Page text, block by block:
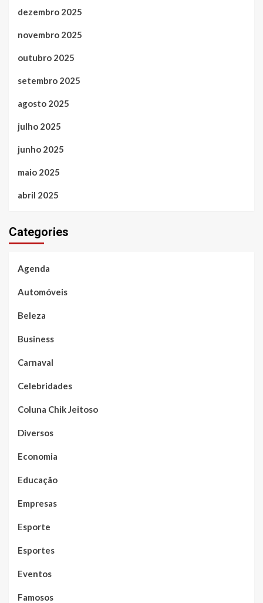
dezembro 2025
novembro 2025
outubro 2025
setembro 2025
agosto 2025
julho 2025
junho 2025
maio 2025
abril 2025
Categories
Agenda
Automóveis
Beleza
Business
Carnaval
Celebridades
Coluna Chik Jeitoso
Diversos
Economia
Educação
Empresas
Esporte
Esportes
Eventos
Famosos